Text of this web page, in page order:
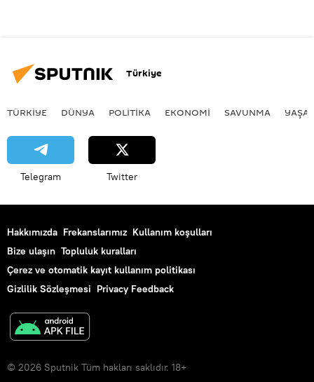
Türkiye
TÜRKIYE DÜNYA POLİTİKA EKONOMİ SAVUNMA
Telegram Twitter
Hakkımızda Frekanslarımız Kullanım koşulları
Bize ulaşın Topluluk kuralları
Çerez ve otomatik kayıt kullanım politikası
Gizlilik Sözleşmesi Privacy Feedback
© 2026 Sputnik Tüm hakları saklıdır. 18+